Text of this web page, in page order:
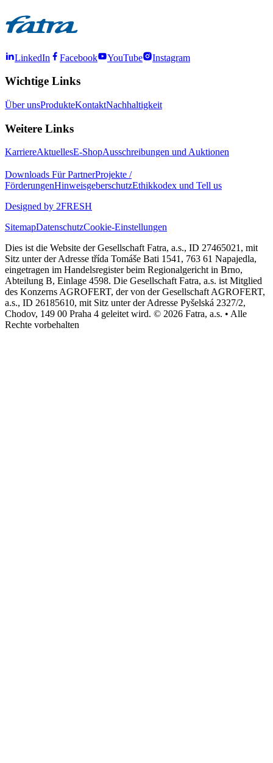
LinkedIn Facebook YouTube Instagram
Wichtige Links
Über unsProdukteKontaktNachhaltigkeit
Weitere Links
KarriereAktuellesE-ShopAusschreibungen und Auktionen
Downloads Für PartnerProjekte /
FörderungenHinweisgeberschutzEthikkodex und Tell us
Designed by 2FRESH
SitemapDatenschutzCookie-Einstellungen
Dies ist die Website der Gesellschaft Fatra, a.s., ID 27465021, mit
Sitz unter der Adresse třída Tomáše Bati 1541, 763 61 Napajedla,
eingetragen im Handelsregister beim Regionalgericht in Brno,
Abteilung B, Einlage 4598. Die Gesellschaft Fatra, a.s. ist Mitglied
des Konzerns AGROFERT, der von der Gesellschaft AGROFERT,
a.s., ID 26185610, mit Sitz unter der Adresse Pyšelská 2327/2,
Chodov, 149 00 Praha 4 geleitet wird. © 2026 Fatra, a.s. • Alle
Rechte vorbehalten